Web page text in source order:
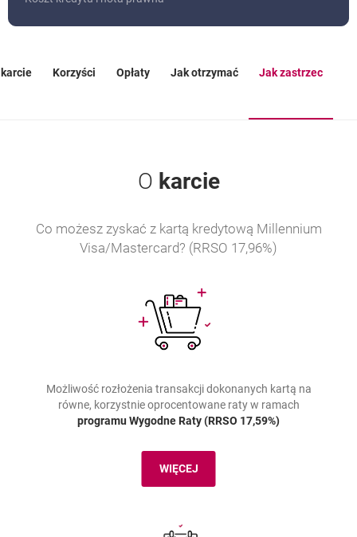
OTWIERA SIĘ W NOWEJ KARCIE
karcie Korzyści Opłaty Jak otrzymać Jak zastrzec
O karcie
Co możesz zyskać z kartą kredytową Millennium
Visa/Mastercard? (RRSO 17,96%)
Możliwość rozłożenia transakcji dokonanych kartą na
równe, korzystnie oprocentowane raty w ramach
programu Wygodne Raty (RRSO 17,59%)
WIĘCEJWIĘCEJ O PROGRAMIE "WYGODNE